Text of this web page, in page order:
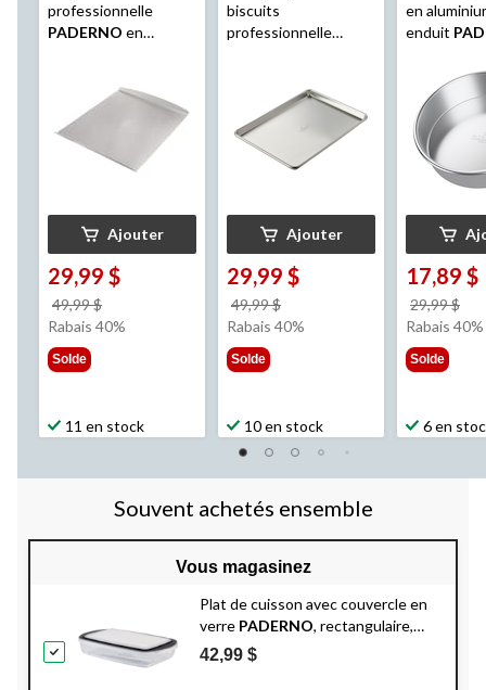
professionnelle
PADERNO en
Ajouter
29,99 $
49,99 $
était
Rabais 40%
Solde
11 en stock
biscuits
professionnelle
18 x 13 po
Ajouter
29,99 $
49,99 $
était
Rabais 40%
Solde
10 en stock
en
enduit
17,89 $
29,99 $
Rabais 40%
Solde
6 en
Souvent achetés ensemble
Vous magasinez
Plat de cuisson avec couvercle en
verre PADERNO, rectangulaire,
3,8 pintes
42,99 $